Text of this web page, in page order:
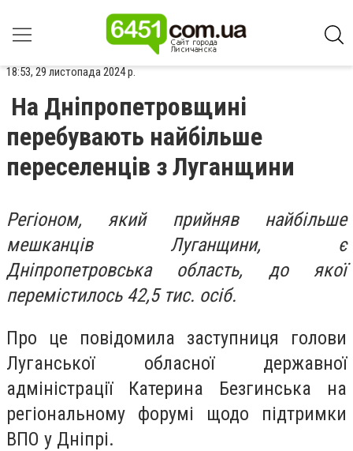
18:53, 29 листопада 2024 р.
На Дніпропетровщині
перебувають найбільше
переселенців з Луганщини
Регіоном, який прийняв найбільше
мешканців Луганщини, є
Дніпропетровська область, до якої
перемістилось 42,5 тис. осіб.
Про це повідомила заступниця голови
Луганської обласної державної
адміністрації Катерина Безгинська на
регіональному форумі щодо підтримки
ВПО у Дніпрі.